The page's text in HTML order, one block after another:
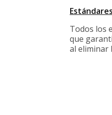
Todos los
que
al eliminar